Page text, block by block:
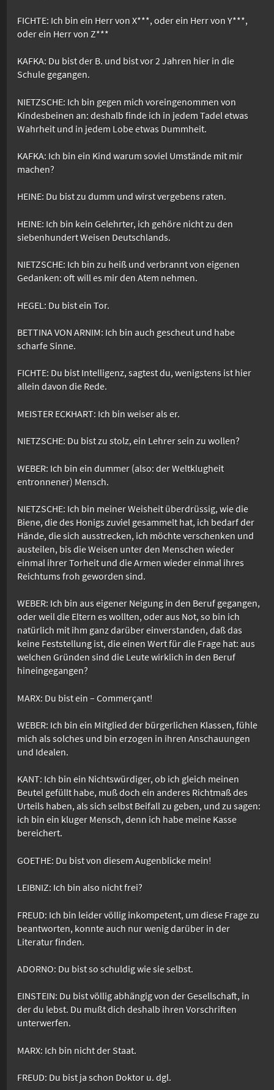
FICHTE: Ich bin ein Herr von X***, oder ein Herr von Y***,
oder ein Herr von Z***
KAFKA: Du bist der B. und bist vor 2 Jahren hier in die
Schule gegangen.
NIETZSCHE: Ich bin gegen mich voreingenommen von
Kindesbeinen an: deshalb finde ich in jedem Tadel etwas
Wahrheit und in jedem Lobe etwas Dummheit.
KAFKA: Ich bin ein Kind warum soviel Umstände mit mir
machen?
HEINE: Du bist zu dumm und wirst vergebens raten.
HEINE: Ich bin kein Gelehrter, ich gehöre nicht zu den
siebenhundert Weisen Deutschlands.
NIETZSCHE: Ich bin zu heiß und verbrannt von eigenen
Gedanken: oft will es mir den Atem nehmen.
HEGEL: Du bist ein Tor.
BETTINA VON ARNIM: Ich bin auch gescheut und habe
scharfe Sinne.
FICHTE: Du bist Intelligenz, sagtest du, wenigstens ist hier
allein davon die Rede.
MEISTER ECKHART: Ich bin weiser als er.
NIETZSCHE: Du bist zu stolz, ein Lehrer sein zu wollen?
WEBER: Ich bin ein dummer (also: der Weltklugheit
entronnener) Mensch.
NIETZSCHE: Ich bin meiner Weisheit überdrüssig, wie die
Biene, die des Honigs zuviel gesammelt hat, ich bedarf der
Hände, die sich ausstrecken, ich möchte verschenken und
austeilen, bis die Weisen unter den Menschen wieder
einmal ihrer Torheit und die Armen wieder einmal ihres
Reichtums froh geworden sind.
WEBER: Ich bin aus eigener Neigung in den Beruf gegangen,
oder weil die Eltern es wollten, oder aus Not, so bin ich
natürlich mit ihm ganz darüber einverstanden, daß das
keine Feststellung ist, die einen Wert für die Frage hat: aus
welchen Gründen sind die Leute wirklich in den Beruf
hineingegangen?
MARX: Du bist ein – Commerçant!
WEBER: Ich bin ein Mitglied der bürgerlichen Klassen, fühle
mich als solches und bin erzogen in ihren Anschauungen
und Idealen.
KANT: Ich bin ein Nichtswürdiger, ob ich gleich meinen
Beutel gefüllt habe, muß doch ein anderes Richtmaß des
Urteils haben, als sich selbst Beifall zu geben, und zu sagen:
ich bin ein kluger Mensch, denn ich habe meine Kasse
bereichert.
GOETHE: Du bist von diesem Augenblicke mein!
LEIBNIZ: Ich bin also nicht frei?
FREUD: Ich bin leider völlig inkompetent, um diese Frage zu
beantworten, konnte auch nur wenig darüber in der
Literatur finden.
ADORNO: Du bist so schuldig wie sie selbst.
EINSTEIN: Du bist völlig abhängig von der Gesellschaft, in
der du lebst. Du mußt dich deshalb ihren Vorschriften
unterwerfen.
MARX: Ich bin nicht der Staat.
FREUD: Du bist ja schon Doktor u. dgl.